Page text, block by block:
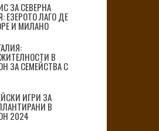
ЗА СЕВЕРНА
ЕЗЕРОТО ЛАГО ДЕ
И МИЛАНО
В
ЗА СЕМЕЙСТВА С
ИГРИ ЗА
В
2024